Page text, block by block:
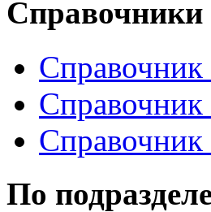
Справочники
Справочник
По